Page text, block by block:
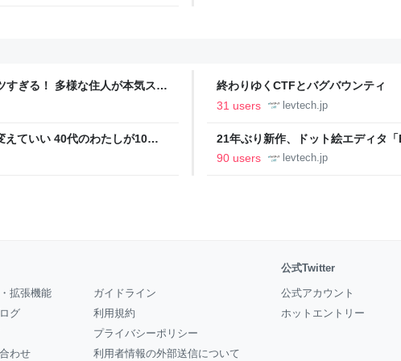
すぎる！ 多様な住人が本気スキ
の価値向上”戦略 東京・中央
終わりゆくCTFとバグバウンティ
ること【フォーカス】 - レバテック
31 users levtech.jp
えていい 40代のわたしが10年
デム
21年ぶり新作、ドット絵エディタ
ついて作者に聞く【フォーカス】 -
90 users levtech.jp
拡張機能
グ
わせ
ガイドライン
利用規約
プライバシーポリシー
利用者情報の外部送信について
公式Twitter
公式アカウント
ホットエントリー